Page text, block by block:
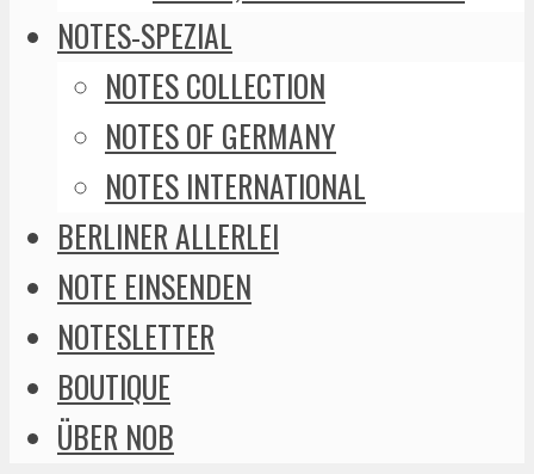
NOTES-SPEZIAL
NOTES COLLECTION
NOTES OF GERMANY
NOTES INTERNATIONAL
BERLINER ALLERLEI
NOTE EINSENDEN
NOTESLETTER
BOUTIQUE
ÜBER NOB